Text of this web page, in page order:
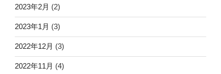
2023年2月 (2)
2023年1月 (3)
2022年12月 (3)
2022年11月 (4)